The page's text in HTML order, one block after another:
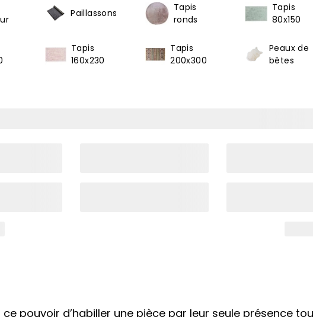
Paillassons
Tapis
ronds
Tapis
80x150
Tapis
160x230
Tapis
200x300
Peaux de
bêtes
ce pouvoir d’habiller une pièce par leur seule présence